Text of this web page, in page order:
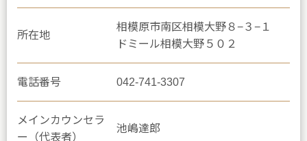
所在地
相模原市南区相模大野８−３−１
ドミール相模大野５０２
電話番号 042-741-3307
メインカウンセラ
ー（代表者）
池嶋達郎